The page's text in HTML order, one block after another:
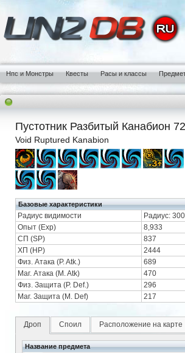
Нпс и Монстры Квесты Расы и классы
Пустотник Разбитый Канабион
Void Ruptured Kanabion
Базовые характеристики
Радиус видимости
Радиус: 300
Опыт (Exp)
8,933
СП (SP)
837
ХП (HP)
2444
Физ. Атака (P. Atk.)
689
Маг. Атака (M. Atk)
470
Физ. Защита (P. Def.)
296
Маг. Защита (M. Def)
217
Дроп Споил Расположение на карте
Название предмета